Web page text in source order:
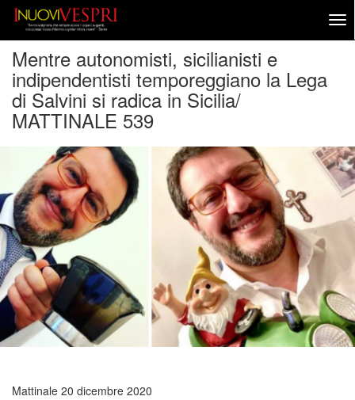
Mentre autonomisti, sicilianisti e
indipendentisti temporeggiano la Lega
di Salvini si radica in Sicilia/
MATTINALE 539
Mattinale 20 dicembre 2020